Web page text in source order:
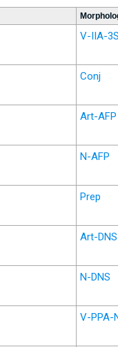
V-IIA-3S
Conj
Art-AFP
N-AFP
Prep
Art-DNS
N-DNS
V-PPA-